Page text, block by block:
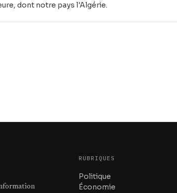
dont notre pays l'Algérie.
RUBRIQUES
Politique
Économie